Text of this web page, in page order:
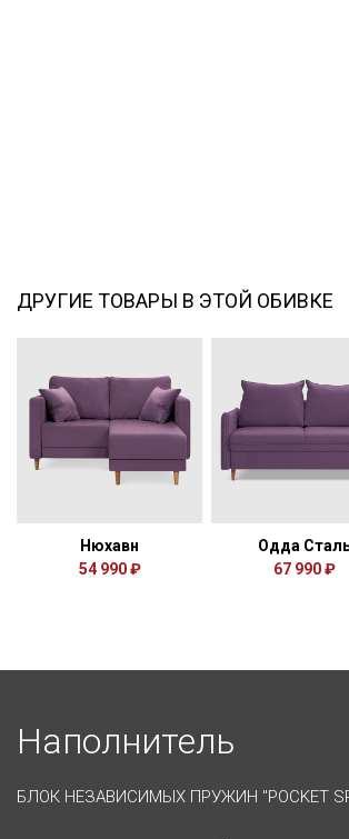
ДРУГИЕ ТОВАРЫ В ЭТОЙ ОБИВКЕ
Нюхавн
54 990 ₽
Одда
67 990 ₽
Наполнитель
БЛОК НЕЗАВИСИМЫХ ПРУЖИН "POCKET